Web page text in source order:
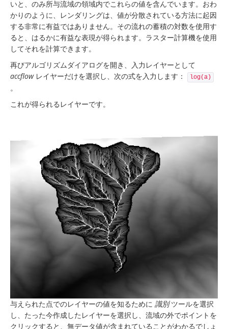
いと、のみ所与流域の領域内でこれらの値を含んでいます。おわ
かりのように、レンダリングは、値が分散されている方法に起因
する非常に有益ではありません。その流れの蓄積の対数を使用す
ると、はるかに有益な表現が得られます。ラスター計算機を使用
してそれを計算できます。
再びアルゴリズムダイアログを開き、入力レイヤーとして
accflowレイヤーだけを選択し、次の式を入力します： log(a)
。
これが得られるレイヤーです。
与えられた点でのレイヤーの値を知るために 識別ツールを選択
し、たった今作成したレイヤーを選択し、流域の外でポイントを
クリックすると、無データ値が含まれていることがわかるでしょ